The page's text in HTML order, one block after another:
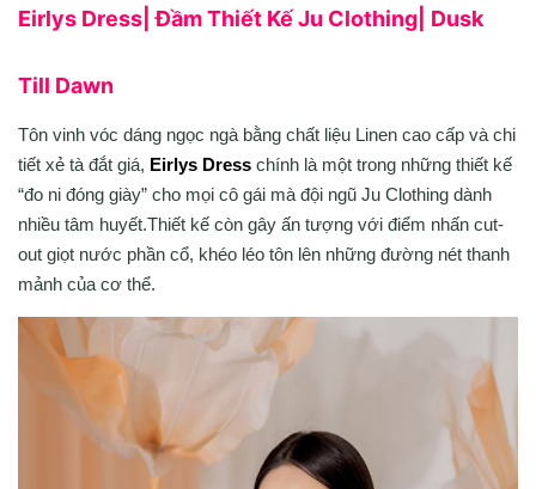
Eirlys Dress| Đầm Thiết Kế Ju Clothing| Dusk
Till Dawn
Tôn vinh vóc dáng ngọc ngà bằng chất liệu Linen cao cấp và chi
tiết xẻ tà đắt giá, Eirlys Dress chính là một trong những thiết kế
“đo ni đóng giày” cho mọi cô gái mà đội ngũ Ju Clothing dành
nhiều tâm huyết.Thiết kế còn gây ấn tượng với điểm nhấn cut-
out giọt nước phần cổ, khéo léo tôn lên những đường nét thanh
mảnh của cơ thể.